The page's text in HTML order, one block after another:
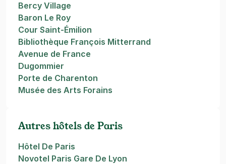
Bercy Village
Baron Le Roy
Cour Saint-Émilion
Bibliothèque François Mitterrand
Avenue de France
Dugommier
Porte de Charenton
Musée des Arts Forains
Autres hôtels de Paris
Hôtel De Paris
Novotel Paris Gare De Lyon